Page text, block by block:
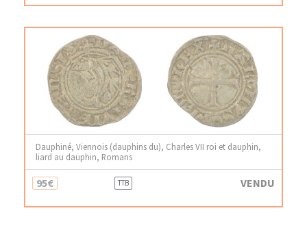
Dauphiné, Viennois (dauphins du), Charles VII roi et dauphin,
liard au dauphin, Romans
95€ TTB VENDU